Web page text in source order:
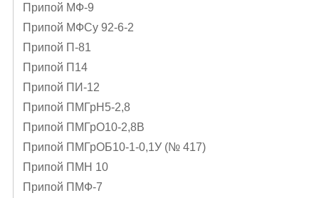
Припой МФ-9
Припой МФСу 92-6-2
Припой П-81
Припой П14
Припой ПИ-12
Припой ПМГрН5-2,8
Припой ПМГрО10-2,8В
Припой ПМГрОБ10-1-0,1У (№ 417)
Припой ПМН 10
Припой ПМФ-7